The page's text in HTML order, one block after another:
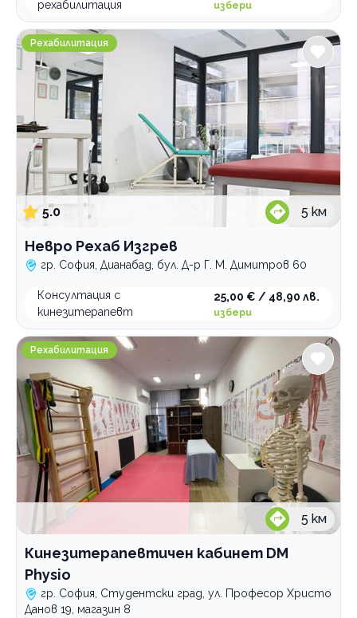
рехабилитация
избери
Невро Рехаб Изгрев
Рехабилитация
5.0 5 км
Невро Рехаб Изгрев
гр. София, Дианабад, бул. Д-р Г. М. Димитров 60
Консултация с
кинезитерапевт
25,00 € / 48,90 лв.
избери
Кинезитерапевтичен кабинет DM Physio
Рехабилитация
5 км
Кинезитерапевтичен кабинет DM
Physio
гр. София, Студентски град, ул. Професор Христо
Данов 19, магазин 8
вторичен преглед
програми и терапии
първичен преглед
Категории
Психология и психотерапия
Ортодонтия
Грижи за възрастни хора
Интравенозни терапии
Логопедични услуги
Имплантолог
Холистична и алтернативна медицина
Лаборатории
Медицински услуги
Рехабилитация
Стоматологични услуги
По домовете